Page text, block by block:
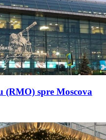
(RMO) spre Moscova